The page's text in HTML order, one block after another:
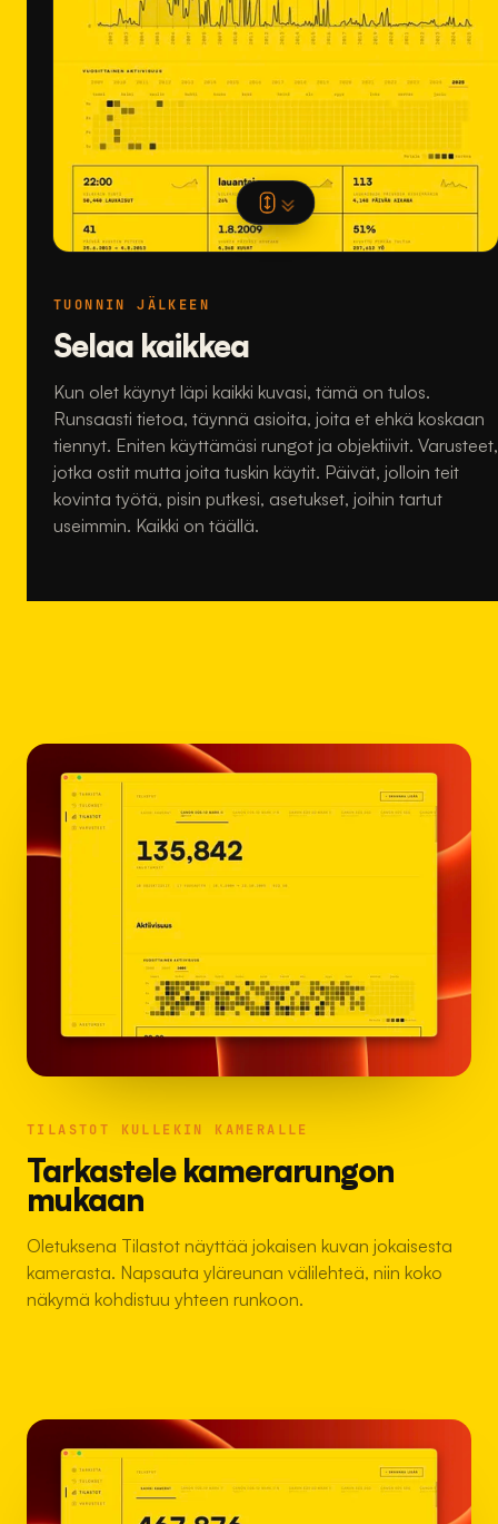
TUONNIN JÄLKEEN
Selaa kaikkea
Kun olet käynyt läpi kaikki kuvasi, tämä on tulos.
Runsaasti tietoa, täynnä asioita, joita et ehkä koskaan
tiennyt. Eniten käyttämäsi rungot ja objektiivit. Varusteet,
jotka ostit mutta joita tuskin käytit. Päivät, jolloin teit
kovinta työtä, pisin putkesi, asetukset, joihin tartut
useimmin. Kaikki on täällä.
TILASTOT KULLEKIN KAMERALLE
Tarkastele kamerarungon
mukaan
Oletuksena Tilastot näyttää jokaisen kuvan jokaisesta
kamerasta. Napsauta yläreunan välilehteä, niin koko
näkymä kohdistuu yhteen runkoon.